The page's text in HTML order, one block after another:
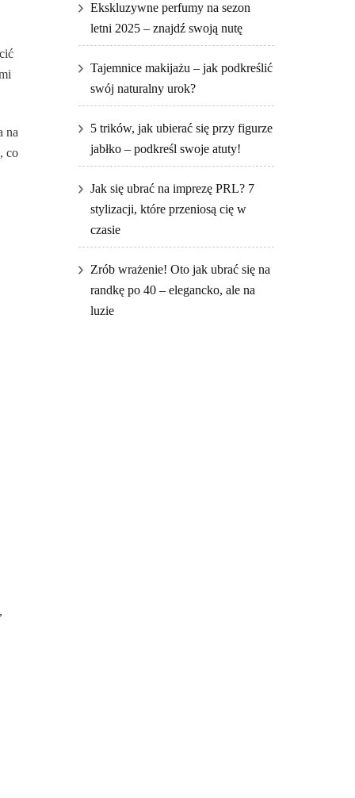
na
co
Ekskluzywne perfumy na sezon
letni 2025 – znajdź swoją nutę
Tajemnice makijażu – jak podkreślić
swój naturalny urok?
5 trików, jak ubierać się przy figurze
jabłko – podkreśl swoje atuty!
Jak się ubrać na imprezę PRL? 7
stylizacji, które przeniosą cię w
czasie
Zrób wrażenie! Oto jak ubrać się na
randkę po 40 – elegancko, ale na
luzie